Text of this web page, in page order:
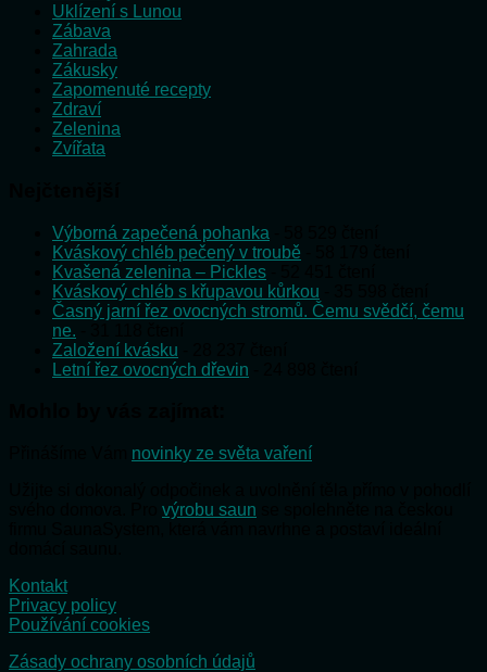
Uklízení s Lunou
Zábava
Zahrada
Zákusky
Zapomenuté recepty
Zdraví
Zelenina
Zvířata
Výborná zapečená pohanka
Kváskový chléb pečený v troubě
Kvašená zelenina – Pickles
Kváskový chléb s křupavou kůrkou
Časný jarní řez ovocných stromů. Čemu svědčí, čemu
ne.
Založení kvásku
Letní řez ovocných dřevin
novinky ze světa vaření
výrobu saun
Kontakt
Privacy policy
Používání cookies
Zásady ochrany osobních údajů